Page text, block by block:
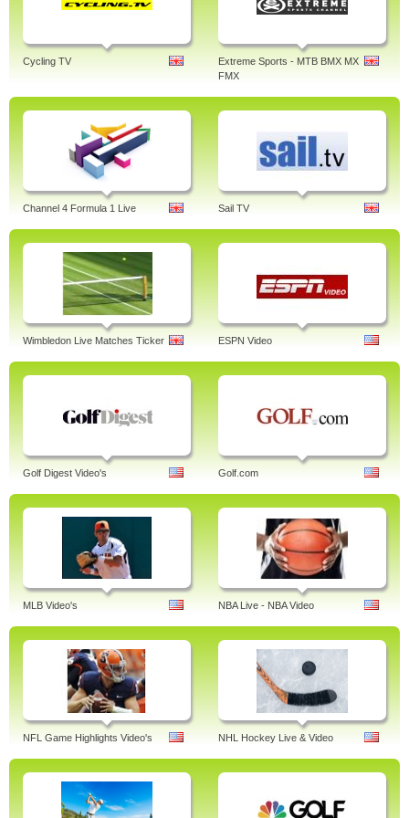
Cycling TV
Extreme Sports - MTB BMX MX
FMX
Channel 4 Formula 1 Live Sail TV
Wimbledon Live Matches Ticker ESPN Video
Golf Digest Video's Golf.com
MLB Video's NBA Live - NBA Video
NFL Game Highlights Video's NHL Hockey Live & Video